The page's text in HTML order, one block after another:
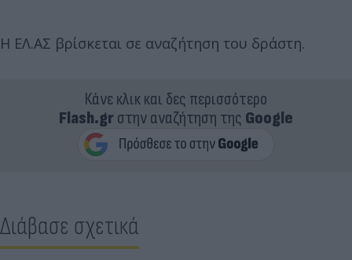
Η ΕΛ.ΑΣ βρίσκεται σε αναζήτηση του δράστη.
Κάνε κλικ και δες περισσότερο
Flash.grστην αναζήτηση της Google
Διάβασε σχετικά